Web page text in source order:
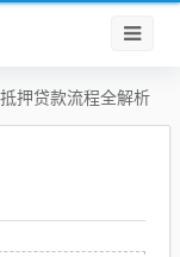
押贷款流程全解析